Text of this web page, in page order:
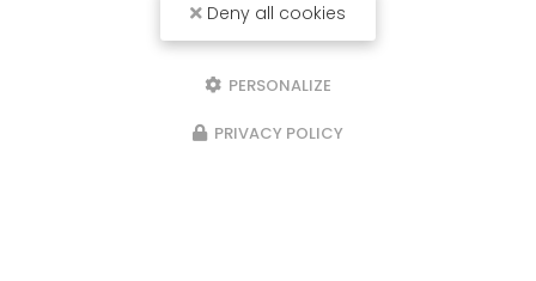
Deny all cookies
PERSONALIZE
PRIVACY POLICY